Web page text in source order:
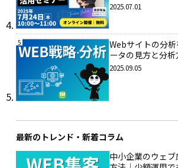
2025.07.01
5
Webサイトの分
ータの見方と分析
2025.09.05
最新のトレンド・新着コラム
中小企業のウェ